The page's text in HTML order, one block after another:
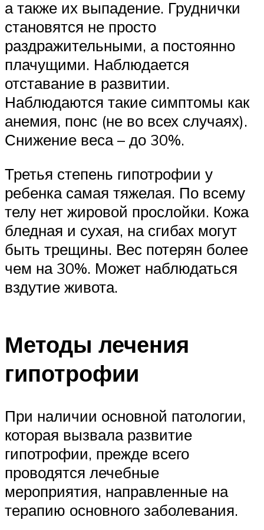
а также их выпадение. Груднички
становятся не просто
раздражительными, а постоянно
плачущими. Наблюдается
отставание в развитии.
Наблюдаются такие симптомы как
анемия, понс (не во всех случаях).
Снижение веса – до 30%.
Третья степень гипотрофии у
ребенка самая тяжелая. По всему
телу нет жировой прослойки. Кожа
бледная и сухая, на сгибах могут
быть трещины. Вес потерян более
чем на 30%. Может наблюдаться
вздутие живота.
Методы лечения
гипотрофии
При наличии основной патологии,
которая вызвала развитие
гипотрофии, прежде всего
проводятся лечебные
мероприятия, направленные на
терапию основного заболевания.